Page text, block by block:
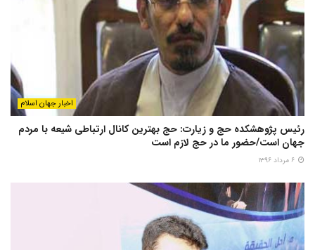
اخبار جهان اسلام
رئیس پژوهشکده حج و زیارت: حج بهترین کانال ارتباطی شیعه با مردم
جهان است/حضور ما در حج لازم است